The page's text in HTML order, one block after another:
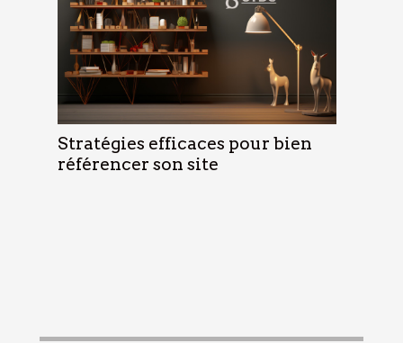
Stratégies efficaces pour bien
référencer son site